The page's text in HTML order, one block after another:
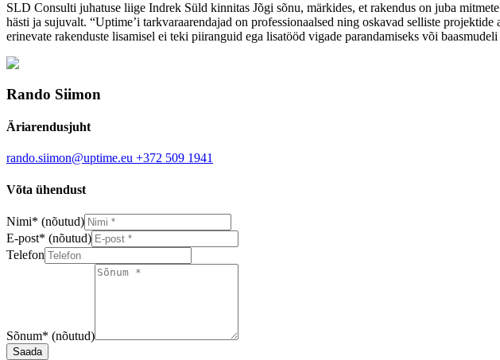
SLD Consulti juhatuse liige Indrek Süld kinnitas Jõgi sõnu, märkides, et rakendus on juba
hästi ja sujuvalt. “Uptime’i tarkvaraarendajad on professionaalsed ning oskavad selliste
erinevate rakenduste lisamisel ei teki piiranguid ega lisatööd vigade parandamiseks või
Rando Siimon
Äriarendusjuht
rando.siimon@uptime.eu +372 509 1941
Võta ühendust
Nimi* (nõutud)
E-post* (nõutud)
Telefon
Sõnum* (nõutud)
Saada